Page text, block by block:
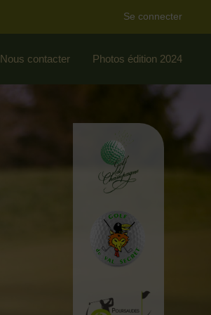
Se connecter
Nous contacter Photos édition 2024